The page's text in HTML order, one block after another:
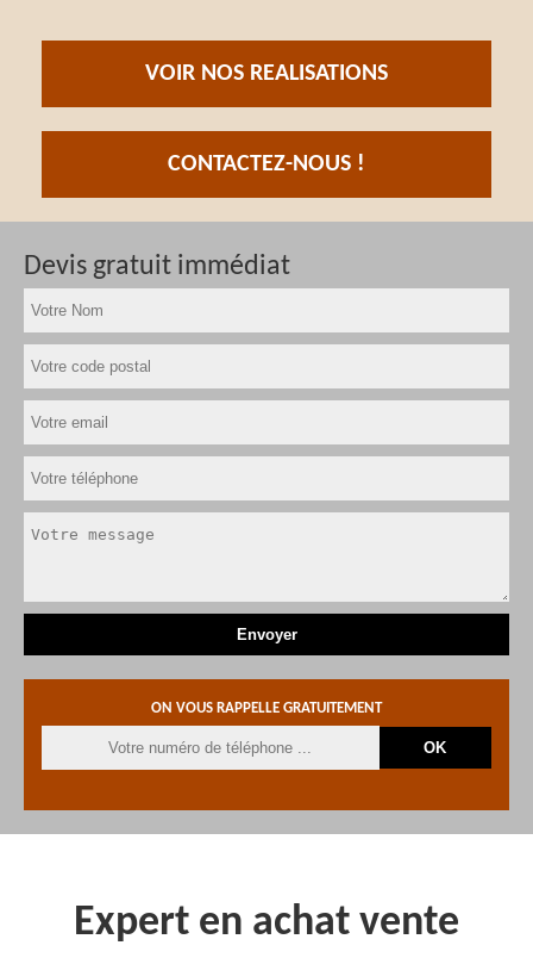
VOIR NOS REALISATIONS
CONTACTEZ-NOUS !
Devis gratuit immédiat
ON VOUS RAPPELLE GRATUITEMENT
Expert en achat vente